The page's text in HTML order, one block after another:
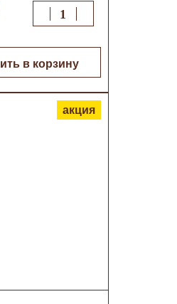
в корзину
акция